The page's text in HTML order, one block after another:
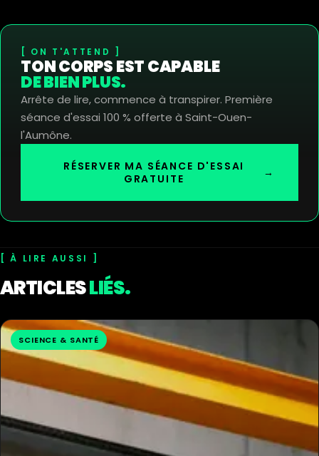
ON T'ATTEND
TON CORPS EST CAPABLE
DE BIEN PLUS.
Arrête de lire, commence à transpirer. Première
séance d'essai 100 % offerte à Saint-Ouen-
l'Aumône.
RÉSERVER MA SÉANCE D'ESSAI
GRATUITE
→
À LIRE AUSSI
ARTICLESLIÉS.
SCIENCE & SANTÉ